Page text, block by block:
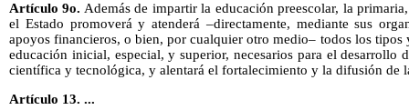
Artículo 9o. Además de impartir la educación preescolar, la
el Estado promoverá y atenderá –directamente, mediante sus
apoyos financieros, o bien, por cualquier otro medio– todos los
educación inicial, especial, y superior, necesarios para el desarrollo
científica y tecnológica, y alentará el fortalecimiento y la difusión de
Artículo 13. ...